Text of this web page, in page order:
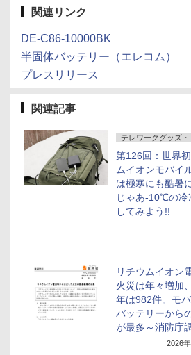
関連リンク
DE-C86-10000BK
半固体バッテリー（エレコム）
プレスリリース
関連記事
テレワークグッズ
第126回：世界
ムイオンモバイ
は極寒にも酷暑
じゃあ-10℃の冷
してみよう!!
リチウムイオン
火災は年々増加
年は982件。モ
バッテリーから
が最多～消防庁
2026